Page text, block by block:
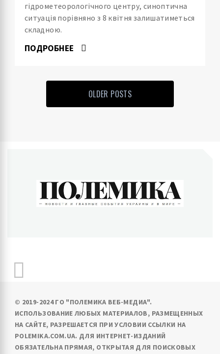
гідрометеорологічного центру, синоптична
ситуація порівняно з 8 квітня залишатиметься
складною.
ПОДРОБНЕЕ
OLDER POSTS
© 2019-2024 ГО "ПОЛЕМИКА ВЕБ-МЕДИА".
ИСПОЛЬЗОВАНИЕ ЛЮБЫХ МАТЕРИАЛОВ, РАЗМЕЩЕННЫХ
НА САЙТЕ, РАЗРЕШАЕТСЯ ПРИ УСЛОВИИ ССЫЛКИ НА
POLEMIKA.COM.UA. ДЛЯ ИНТЕРНЕТ-ИЗДАНИЙ
ОБЯЗАТЕЛЬНА ПРЯМАЯ, ОТКРЫТАЯ ДЛЯ ПОИСКОВЫХ